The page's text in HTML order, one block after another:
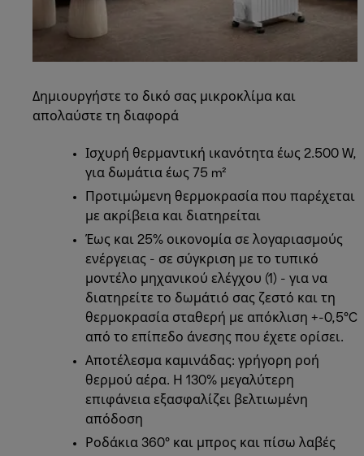
Δημιουργήστε το δικό σας μικροκλίμα και
απολαύστε τη διαφορά
Ισχυρή θερμαντική ικανότητα έως 2.500 W,
για δωμάτια έως 75 m²
Προτιμώμενη θερμοκρασία που παρέχεται
με ακρίβεια και διατηρείται
Έως και 25% οικονομία σε λογαριασμούς
ενέργειας - σε σύγκριση με το τυπικό
μοντέλο μηχανικού ελέγχου (1) - για να
διατηρείτε το δωμάτιό σας ζεστό και τη
θερμοκρασία σταθερή με απόκλιση +-0,5°C
από το επίπεδο άνεσης που έχετε ορίσει.
Αποτέλεσμα καμινάδας: γρήγορη ροή
θερμού αέρα. Η 130% μεγαλύτερη
επιφάνεια εξασφαλίζει βελτιωμένη
απόδοση
Ροδάκια 360° και μπρος και πίσω λαβές